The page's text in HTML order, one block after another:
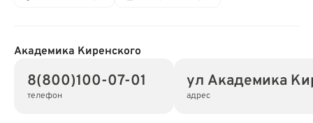
Академика Киренского
8(800)100-07-01
телефон
ул Академика
адрес